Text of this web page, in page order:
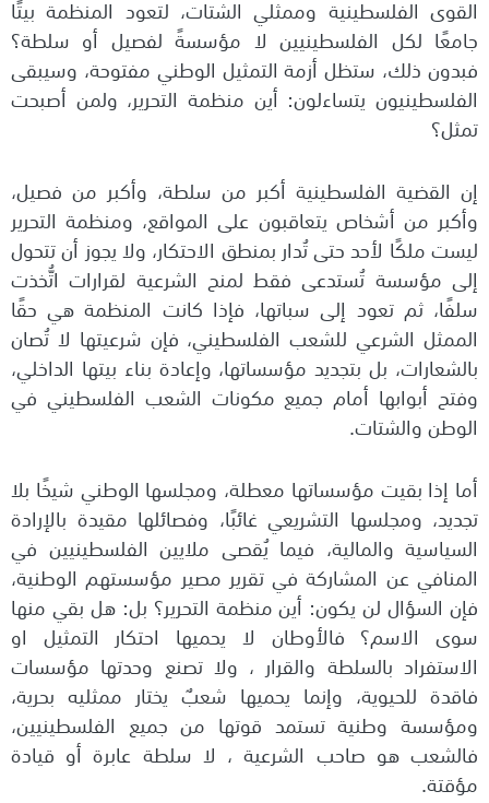
القوى الفلسطينية وممثلي الشتات، لتعود المنظمة بيتًا
جامعًا لكل الفلسطينيين لا مؤسسةً لفصيل أو سلطة؟
فبدون ذلك، ستظل أزمة التمثيل الوطني مفتوحة، وسيبقى
الفلسطينيون يتساءلون: أين منظمة التحرير، ولمن أصبحت
تمثل؟
إن القضية الفلسطينية أكبر من سلطة، وأكبر من فصيل،
وأكبر من أشخاص يتعاقبون على المواقع، ومنظمة التحرير
ليست ملكًا لأحد حتى تُدار بمنطق الاحتكار، ولا يجوز أن تتحول
إلى مؤسسة تُستدعى فقط لمنح الشرعية لقرارات اتُّخذت
سلفًا، ثم تعود إلى سباتها، فإذا كانت المنظمة هي حقًا
الممثل الشرعي للشعب الفلسطيني، فإن شرعيتها لا تُصان
بالشعارات، بل بتجديد مؤسساتها، وإعادة بناء بيتها الداخلي،
وفتح أبوابها أمام جميع مكونات الشعب الفلسطيني في
الوطن والشتات.
أما إذا بقيت مؤسساتها معطلة، ومجلسها الوطني شيخًا بلا
تجديد، ومجلسها التشريعي غائبًا، وفصائلها مقيدة بالإرادة
السياسية والمالية، فيما يُقصى ملايين الفلسطينيين في
المنافي عن المشاركة في تقرير مصير مؤسستهم الوطنية،
فإن السؤال لن يكون: أين منظمة التحرير؟ بل: هل بقي منها
سوى الاسم؟ فالأوطان لا يحميها احتكار التمثيل او
الاستفراد بالسلطة والقرار ، ولا تصنع وحدتها مؤسسات
فاقدة للحيوية، وإنما يحميها شعبٌ يختار ممثليه بحرية،
ومؤسسة وطنية تستمد قوتها من جميع الفلسطينيين،
فالشعب هو صاحب الشرعية ، لا سلطة عابرة أو قيادة
مؤقتة.